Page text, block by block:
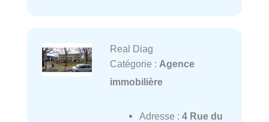
Real Diag
Catégorie : Agence
immobilière
Adresse : 4 Rue du